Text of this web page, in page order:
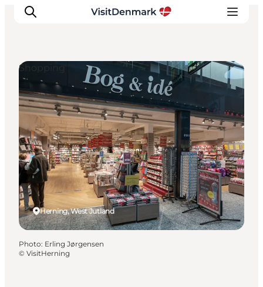
Inspirations
Destinations
Quoi faire
Hébergements
Planifiez votre voyage
Herning, West Jutland
Shopping
Photo: Erling Jørgensen
© VisitHerning